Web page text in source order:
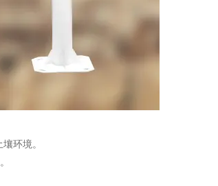
环境。